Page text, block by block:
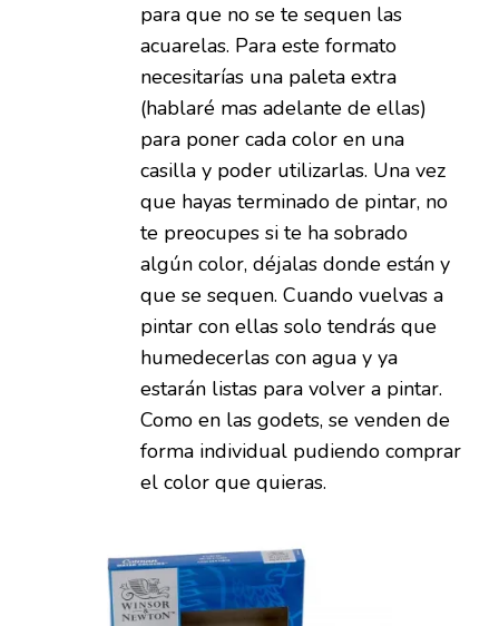
para que no se te sequen las
acuarelas. Para este formato
necesitarías una paleta extra
(hablaré mas adelante de ellas)
para poner cada color en una
casilla y poder utilizarlas. Una vez
que hayas terminado de pintar, no
te preocupes si te ha sobrado
algún color, déjalas donde están y
que se sequen. Cuando vuelvas a
pintar con ellas solo tendrás que
humedecerlas con agua y ya
estarán listas para volver a pintar.
Como en las godets, se venden de
forma individual pudiendo comprar
el color que quieras.